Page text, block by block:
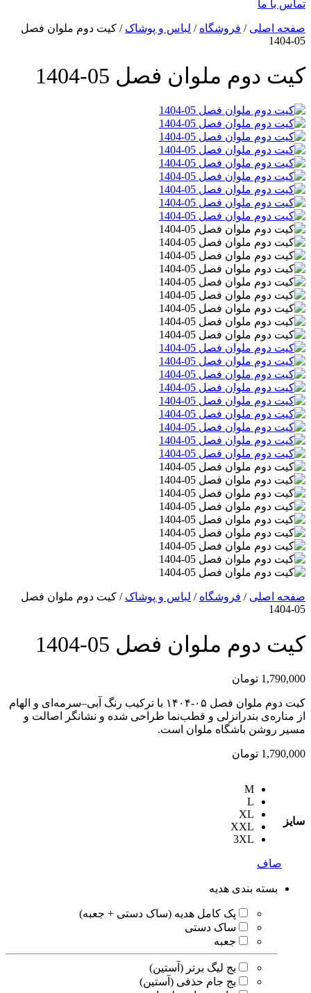
تماس با ما
صفحه اصلی / فروشگاه / لباس و پوشاک / کیت دوم ملوان فصل
05-1404
کیت دوم ملوان فصل 05-1404
صفحه اصلی / فروشگاه / لباس و پوشاک / کیت دوم ملوان فصل
05-1404
کیت دوم ملوان فصل 05-1404
1,790,000 تومان
کیت دوم ملوان فصل ۰۵-۱۴۰۴ با ترکیب رنگ آبی–سرمه‌ای و الهام
از مناره‌ی بندرانزلی و قطب‌نما طراحی شده و نشانگر اصالت و
مسیر روشن باشگاه ملوان است.
1,790,000 تومان
سایز
M
L
XL
XXL
3XL
صاف
بسته بندی هدیه
پک کامل هدیه (ساک دستی + جعبه)
ساک دستی
جعبه
بج لیگ برتر (آستین)
بج جام حذفی (آستین)